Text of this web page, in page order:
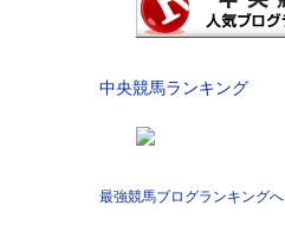
中央競馬ランキング
最強競馬ブログランキングへ